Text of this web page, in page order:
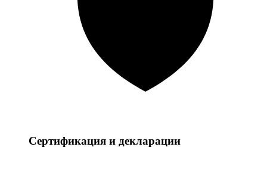
Сертификация и декларации